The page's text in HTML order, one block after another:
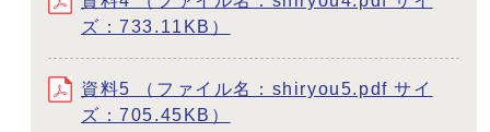
ズ：733.11KB）
資料5 （ファイル名：shiryou5.pdf サイ
ズ：705.45KB）